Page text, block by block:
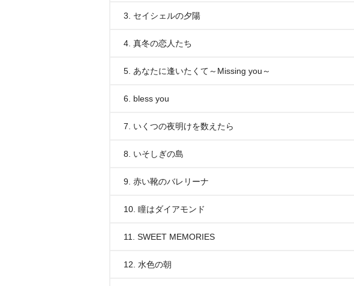
3. セイシェルの夕陽
4. 真冬の恋人たち
5. あなたに逢いたくて～Missing you～
6. bless you
7. いくつの夜明けを数えたら
8. いそしぎの島
9. 赤い靴のバレリーナ
10. 瞳はダイアモンド
11. SWEET MEMORIES
12. 水色の朝